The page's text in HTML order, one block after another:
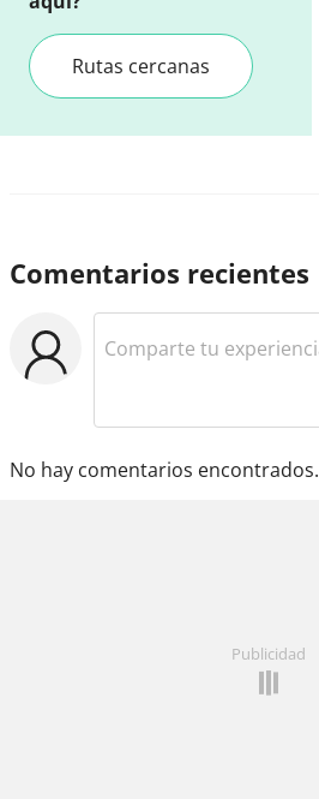
Rutas cercanas
Comentarios recientes
No hay comentarios encontrados.
Publicidad